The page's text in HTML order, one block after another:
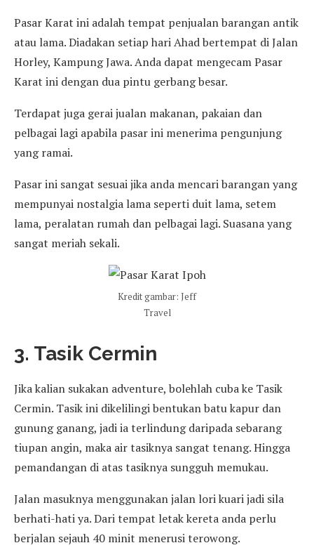
Pasar Karat ini adalah tempat penjualan barangan antik
atau lama. Diadakan setiap hari Ahad bertempat di Jalan
Horley, Kampung Jawa. Anda dapat mengecam Pasar
Karat ini dengan dua pintu gerbang besar.
Terdapat juga gerai jualan makanan, pakaian dan
pelbagai lagi apabila pasar ini menerima pengunjung
yang ramai.
Pasar ini sangat sesuai jika anda mencari barangan yang
mempunyai nostalgia lama seperti duit lama, setem
lama, peralatan rumah dan pelbagai lagi. Suasana yang
sangat meriah sekali.
Kredit gambar: Jeff
Travel
3. Tasik Cermin
Jika kalian sukakan adventure, bolehlah cuba ke Tasik
Cermin. Tasik ini dikelilingi bentukan batu kapur dan
gunung ganang, jadi ia terlindung daripada sebarang
tiupan angin, maka air tasiknya sangat tenang. Hingga
pemandangan di atas tasiknya sungguh memukau.
Jalan masuknya menggunakan jalan lori kuari jadi sila
berhati-hati ya. Dari tempat letak kereta anda perlu
berjalan sejauh 40 minit menerusi terowong.